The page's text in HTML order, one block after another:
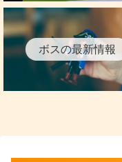
ボスの最新情報